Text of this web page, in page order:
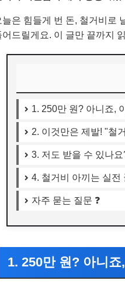
늘은 힘들게 번 돈, 철거비로
어드릴게요. 이 글만 끝까지
1. 250만 원? 아니죠,
2. 이것만은 제발! "철
3. 저도 받을 수 있나
4. 철거비 아끼는 실전
자주 묻는 질문 ❓
1. 250만 원? 아니